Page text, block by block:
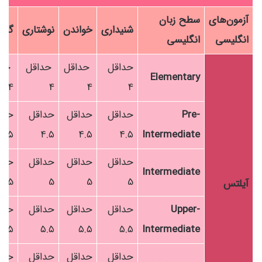
آزمون‌های
انگلیسی
سطح زبان
انگلیسی
شنیداری خواندن نوشتاری
آیلتس
Elementary
حداقل
4
حداقل
4
حداقل
4
4
Pre-
Intermediate
حداقل
۴.۵
حداقل
۴.۵
حداقل
۴.۵
۴.۵
Intermediate
حداقل
5
حداقل
5
حداقل
5
5
Upper-
Intermediate
حداقل
۵.۵
حداقل
۵.۵
حداقل
۵.۵
۵.۵
حداقل
حداقل
حداقل